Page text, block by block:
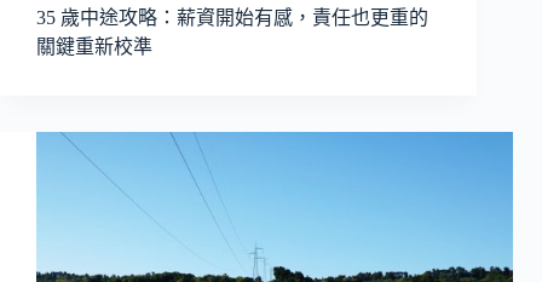
35 歲中途攻略：薪資開始有感，責任也更重的
關鍵重新校準